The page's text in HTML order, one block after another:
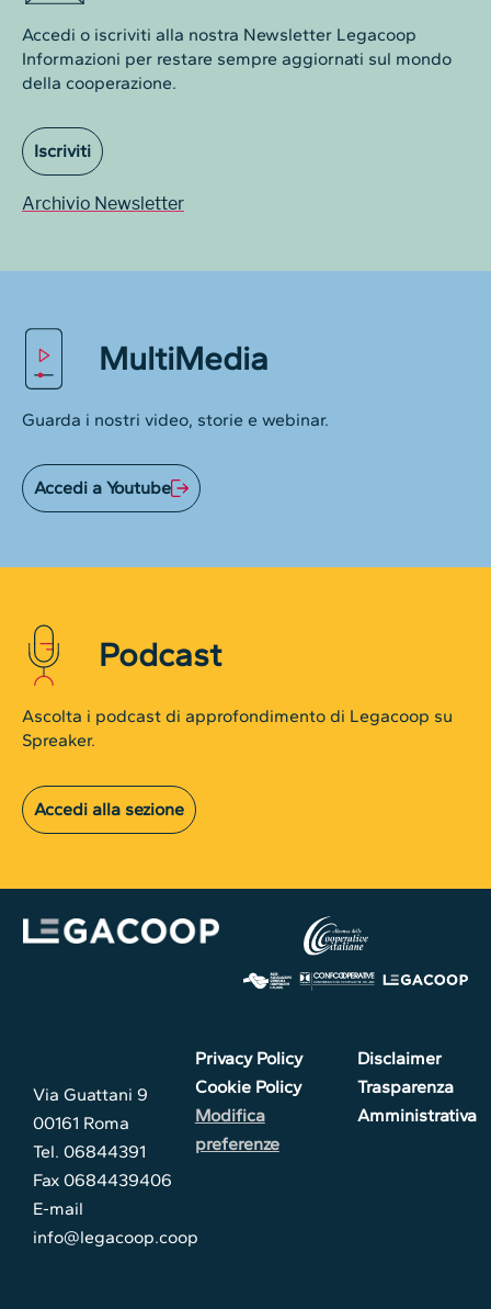
Accedi o iscriviti alla nostra Newsletter Legacoop
Informazioni per restare sempre aggiornati sul mondo
della cooperazione.
Iscriviti
Archivio Newsletter
MultiMedia
Guarda i nostri video, storie e webinar.
Accedi a Youtube
Podcast
Ascolta i podcast di approfondimento di Legacoop su
Spreaker.
Accedi alla sezione
Via Guattani 9
00161 Roma
Tel. 06844391
Fax 0684439406
E-mail
info@legacoop.coop
Privacy Policy
Cookie Policy
Modifica
preferenze
Disclaimer
Trasparenza
Amministrativa